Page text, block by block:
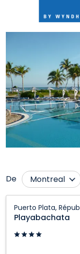
De
Montreal
Calgary
Cranbrook
Edmonton
Puerto Plata,
Playabachata
Puerto
Plata,
République